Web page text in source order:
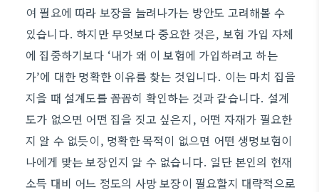
여 필요에 따라 보장을 늘려나가는 방안도 고려해볼 수
있습니다. 하지만 무엇보다 중요한 것은, 보험 가입 자체
에 집중하기보다 ‘내가 왜 이 보험에 가입하려고 하는
가’에 대한 명확한 이유를 찾는 것입니다. 이는 마치 집을
지을 때 설계도를 꼼꼼히 확인하는 것과 같습니다. 설계
도가 없으면 어떤 집을 짓고 싶은지, 어떤 자재가 필요한
지 알 수 없듯이, 명확한 목적이 없으면 어떤 생명보험이
나에게 맞는 보장인지 알 수 없습니다. 일단 본인의 현재
소득 대비 어느 정도의 사망 보장이 필요할지 대략적으로